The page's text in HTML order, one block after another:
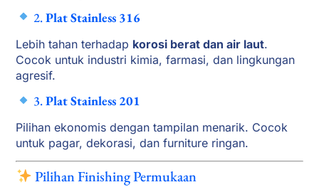
2. Plat Stainless 316
Lebih tahan terhadap korosi berat dan air laut.
Cocok untuk industri kimia, farmasi, dan lingkungan
agresif.
3.Plat Stainless 201
Pilihan ekonomis dengan tampilan menarik. Cocok
untuk pagar, dekorasi, dan furniture ringan.
Pilihan Finishing Permukaan